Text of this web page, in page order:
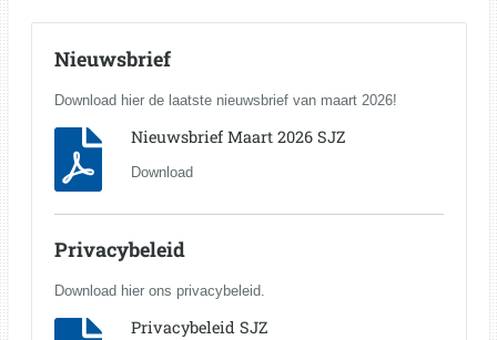
Nieuwsbrief
Download hier de laatste nieuwsbrief van maart 2026!
Nieuwsbrief Maart 2026 SJZ
Download
Privacybeleid
Download hier ons privacybeleid.
Privacybeleid SJZ